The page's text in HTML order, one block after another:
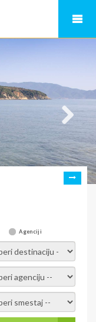
Agenciji
destinaciju -
agenciju -
smestaj -